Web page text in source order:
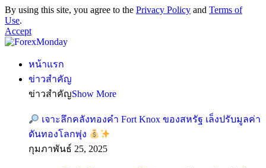
By using this site, you agree to the Privacy Policy and Terms of
Use.
Accept
หน้าแรก
ข่าวสำคัญ
ข่าวสำคัญShow More
เจาะลึกคลังทองคำ Fort Knox ของสหรัฐ เล็งปรับมูลค่า
ดันทองโลกพุ่ง
กุมภาพันธ์ 25, 2025